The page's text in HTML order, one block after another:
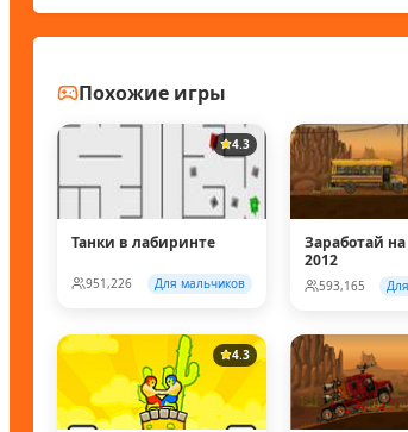
Похожие игры
4.3
Танки в лабиринте
951,226 Для мальчиков
Заработай
2012
593,165
4.3